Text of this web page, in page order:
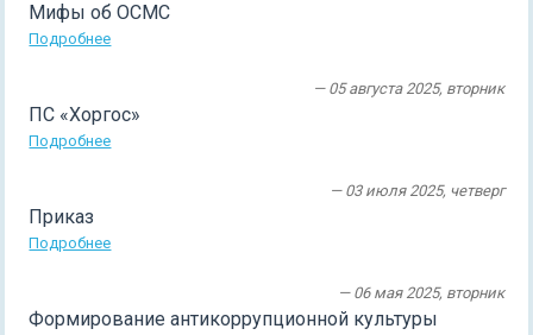
Мифы об ОСМС
Подробнее
— 05 августа 2025, вторник
ПС «Хоргос»
Подробнее
— 03 июля 2025, четверг
Приказ
Подробнее
— 06 мая 2025, вторник
Формирование антикоррупционной культуры